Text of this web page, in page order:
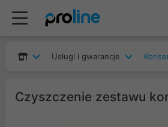
Usługi i gwarancje
Czyszczenie zestawu